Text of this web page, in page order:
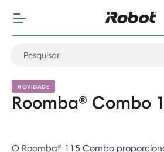
NOVIDADE
Roomba® Combo
O Roomba® 115 Combo